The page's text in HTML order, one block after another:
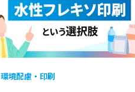
環境配慮・印刷